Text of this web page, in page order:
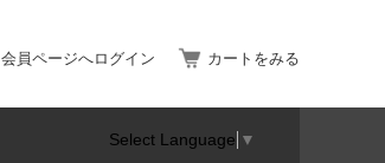
会員ページへログイン カートをみる
Select Language ▼